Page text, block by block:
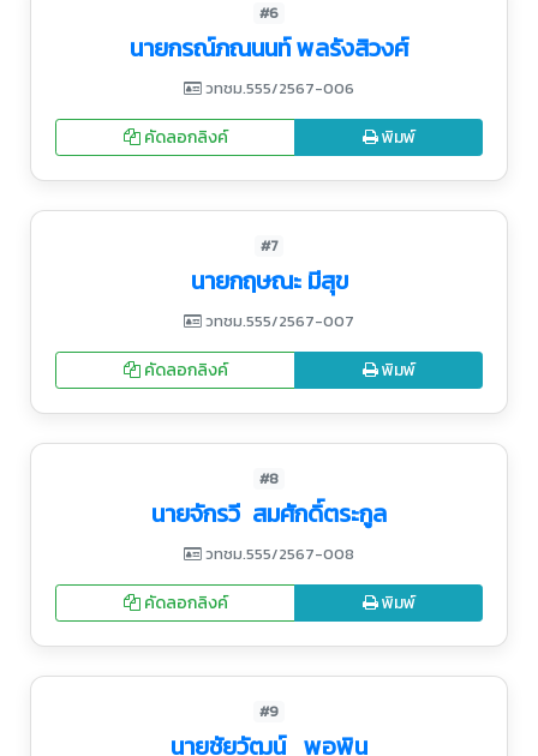
#6
นายกรณ์ภณนนท์ พลรังสิวงศ์
วทชม.555/2567-006
คัดลอกลิงค์ พิมพ์
#7
นายกฤษณะ มีสุข
วทชม.555/2567-007
คัดลอกลิงค์ พิมพ์
#8
นายจักรวี สมศักดิ์ตระกูล
วทชม.555/2567-008
คัดลอกลิงค์ พิมพ์
#9
นายชัยวัฒน์ พอพิน